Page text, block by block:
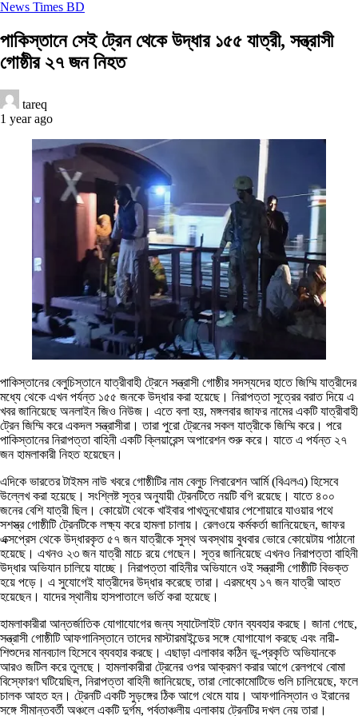
News Times BD
পাকিস্তানে সেই ট্রেন থেকে উদ্ধার ১৫৫ যাত্রী, সন্ত্রাসী
গোষ্ঠীর ২৭ জন নিহত
tareq
1 year ago
পাকিস্তানের বেলুচিস্তানে যাত্রীবাহী ট্রেনে সন্ত্রাসী গোষ্ঠীর সদস্যদের হাতে জিম্মি যাত্রীদের
মধ্যে থেকে এখন পর্যন্ত ১৫৫ জনকে উদ্ধার করা হয়েছে। নিরাপত্তা সূত্রের বরাত দিয়ে এ
খবর জানিয়েছে অনলাইন জিও নিউজ। এতে বলা হয়, মঙ্গলবার জাফর নামের একটি যাত্রীবাহী
ট্রেন জিম্মি করে একদল সন্ত্রাসীরা। তারা পুরো ট্রেনের সকল যাত্রীকে জিম্মি করে। পরে
পাকিস্তানের নিরাপত্তা বাহিনী একটি ক্লিয়ারেন্স অপারেশন শুরু করে। যাতে এ পর্যন্ত ২৭
জন হামলাকারী নিহত হয়েছেন।
এদিকে ভারতের টাইমস নাউ খবরে গোষ্ঠীটির নাম বেলুচ লিবারেশন আর্মি (বিএলএ) হিসেবে
উল্লেখ করা হয়েছে। সংশ্লিষ্ট সূত্র অনুযায়ী ট্রেনটিতে নয়টি বগি রয়েছে। যাতে ৪০০
জনের বেশি যাত্রী ছিল। কোয়েটা থেকে খাইবার পাখতুনখোয়ার পেশোয়ারে যাওয়ার পথে
সশস্ত্র গোষ্ঠীটি ট্রেনটিকে লক্ষ্য করে হামলা চালায়। রেলওয়ে কর্মকর্তা জানিয়েছেন, জাফর
এক্সপ্রেস থেকে উদ্ধারকৃত ৫৭ জন যাত্রীকে সুস্থ অবস্থায় বুধবার ভোরে কোয়েটায় পাঠানো
হয়েছে। এখনও ২৩ জন যাত্রী মাচে রয়ে গেছেন। সূত্র জানিয়েছে এখনও নিরাপত্তা বাহিনী
উদ্ধার অভিযান চালিয়ে যাচ্ছে। নিরাপত্তা বাহিনীর অভিযানে ওই সন্ত্রাসী গোষ্ঠীটি বিভক্ত
হয়ে পড়ে। এ সুযোগেই যাত্রীদের উদ্ধার করেছে তারা। এরমধ্যে ১৭ জন যাত্রী আহত
হয়েছেন। যাদের স্থানীয় হাসপাতালে ভর্তি করা হয়েছে।
হামলাকারীরা আন্তর্জাতিক যোগাযোগের জন্য স্যাটেলাইট ফোন ব্যবহার করছে। জানা গেছে,
সন্ত্রাসী গোষ্ঠীটি আফগানিস্তানে তাদের মাস্টারমাইন্ডের সঙ্গে যোগাযোগ করছে এবং নারী-
শিশুদের মানবঢাল হিসেবে ব্যবহার করছে। এছাড়া এলাকার কঠিন ভূ-প্রকৃতি অভিযানকে
আরও জটিল করে তুলছে। হামলাকারীরা ট্রেনের ওপর আক্রমণ করার আগে রেলপথে বোমা
বিস্ফোরণ ঘটিয়েছিল, নিরাপত্তা বাহিনী জানিয়েছে, তারা লোকোমোটিভে গুলি চালিয়েছে, ফলে
চালক আহত হন। ট্রেনটি একটি সুড়ঙ্গের ঠিক আগে থেমে যায়। আফগানিস্তান ও ইরানের
সঙ্গে সীমান্তবর্তী অঞ্চলে একটি দুর্গম, পর্বতাঞ্চলীয় এলাকায় ট্রেনটির দখল নেয় তারা।